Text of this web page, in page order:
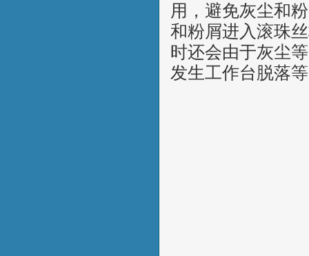
用，避免灰尘和
和粉屑进入滚珠
时还会由于灰尘
发生工作台脱落